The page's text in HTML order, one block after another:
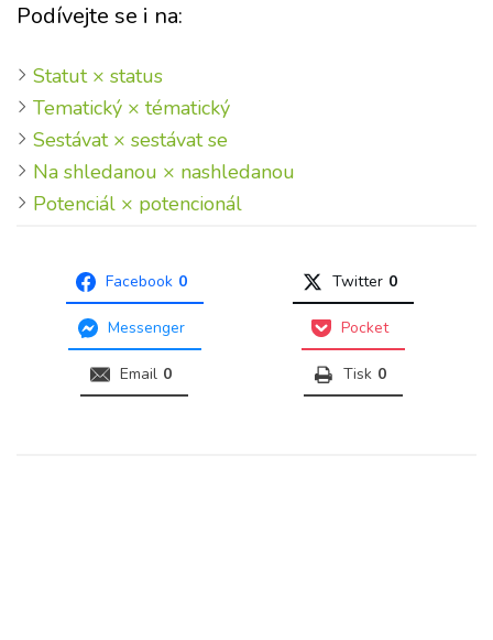
Podívejte se i na:
Statut × status
Tematický × tématický
Sestávat × sestávat se
Na shledanou × nashledanou
Potenciál × potencionál
Facebook 0 Twitter 0
Messenger Pocket
Email 0 Tisk 0